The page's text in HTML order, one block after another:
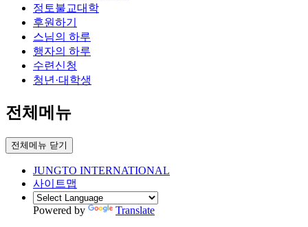
정토불교대학
후원하기
스님의 하루
행자의 하루
수련신청
청년·대학생
전체메뉴
전체메뉴 닫기
JUNGTO INTERNATIONAL
사이트맵
Powered by Translate